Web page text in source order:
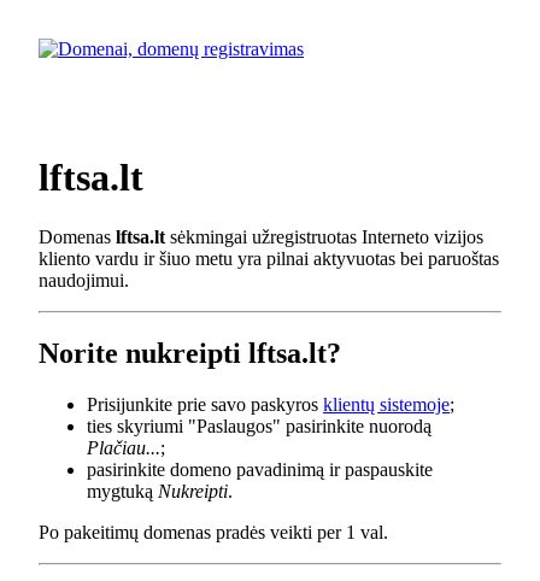
lftsa.lt
Domenas lftsa.lt sėkmingai užregistruotas Interneto vizijos
kliento vardu ir šiuo metu yra pilnai aktyvuotas bei paruoštas
naudojimui.
Norite nukreipti lftsa.lt?
Prisijunkite prie savo paskyros klientų sistemoje;
ties skyriumi "Paslaugos" pasirinkite nuorodą
Plačiau...;
pasirinkite domeno pavadinimą ir paspauskite
mygtuką Nukreipti.
Po pakeitimų domenas pradės veikti per 1 val.